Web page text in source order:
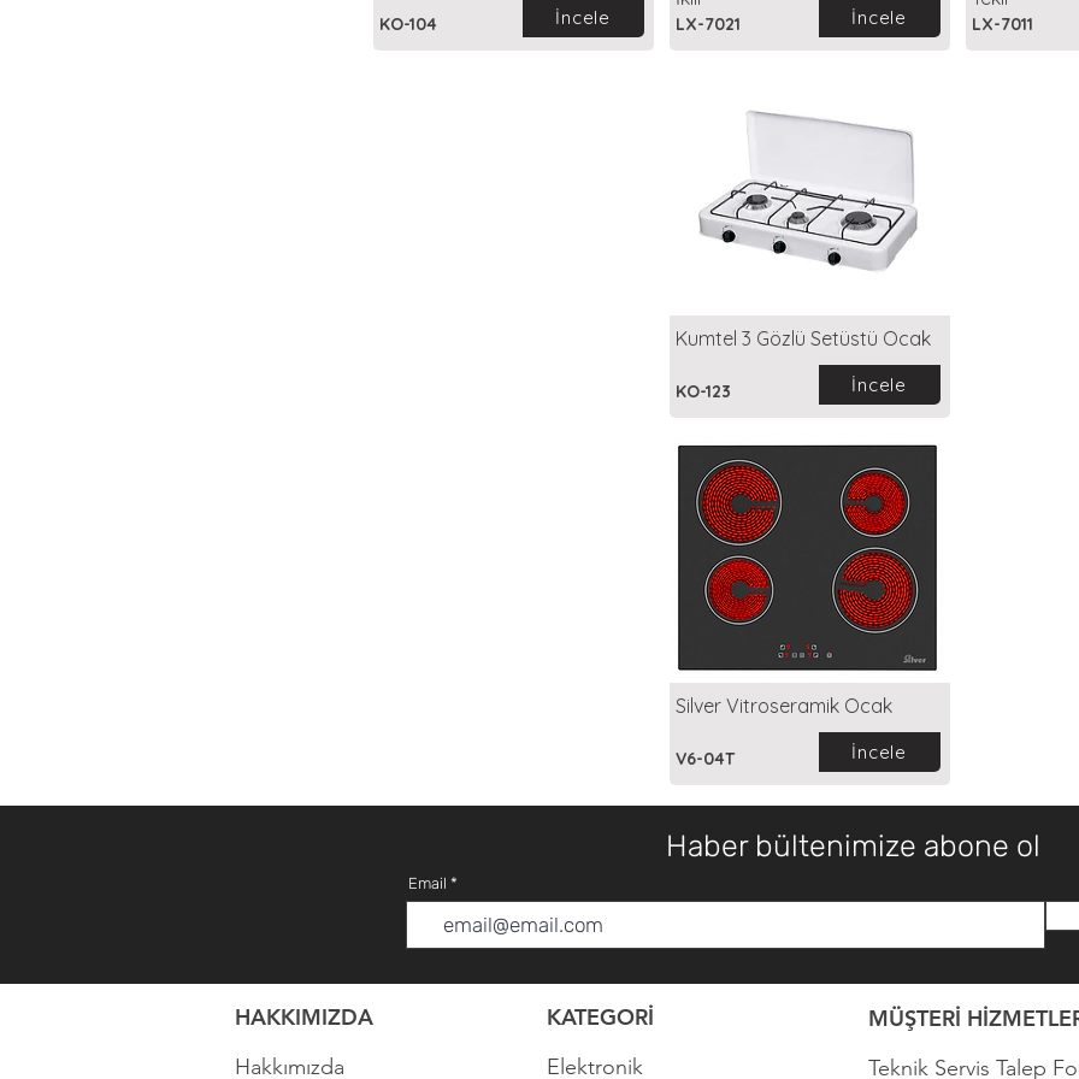
KO-104 İncele LX-7021 İncele LX-7011
Kumtel 3 Gözlü Setüstü Ocak
KO-123 İncele
Silver Vitroseramik Ocak
V6-04T İncele
Haber bültenimize abone ol
Email
HAKKIMIZDA
Hakkımızda
KATEGORİ
Elektronik
MÜŞTERİ
Teknik Servis Talep